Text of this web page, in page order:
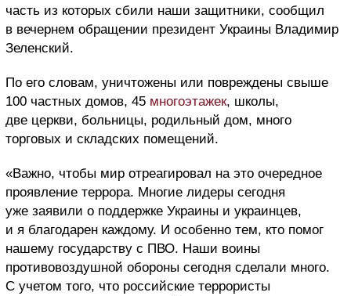
часть из которых сбили наши защитники, сообщил
в вечернем обращении президент Украины Владимир
Зеленский.
По его словам, уничтожены или повреждены свыше
100 частных домов, 45 многоэтажек, школы,
две церкви, больницы, родильный дом, много
торговых и складских помещений.
«Важно, чтобы мир отреагировал на это очередное
проявление террора. Многие лидеры сегодня
уже заявили о поддержке Украины и украинцев,
и я благодарен каждому. И особенно тем, кто помог
нашему государству с ПВО. Наши воины
противовоздушной обороны сегодня сделали много.
С учетом того, что российские террористы